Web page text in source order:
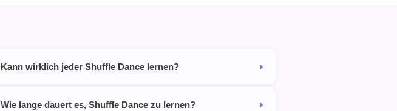
Kann wirklich jeder Shuffle Dance lernen?
Wie lange dauert es, Shuffle Dance zu lernen?